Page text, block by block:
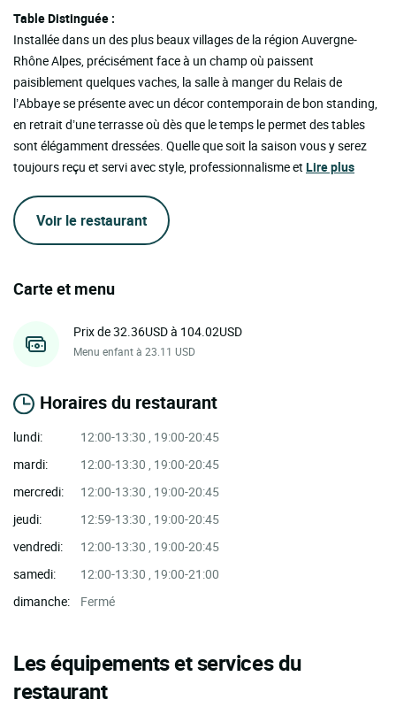
Table Distinguée :
Installée dans un des plus beaux villages de la région Auvergne-
Rhône Alpes, précisément face à un champ où paissent
paisiblement quelques vaches, la salle à manger du Relais de
l’Abbaye se présente avec un décor contemporain de bon standing,
en retrait d’une terrasse où dès que le temps le permet des tables
sont élégamment dressées. Quelle que soit la saison vous y serez
toujours reçu et servi avec style, professionnalisme et Lire plus
Voir le restaurant
Carte et menu
Prix de 32.36USD à 104.02USD
Menu enfant à 23.11 USD
Horaires du restaurant
lundi:
12:00-13:30 , 19:00-20:45
mardi:
12:00-13:30 , 19:00-20:45
mercredi:
12:00-13:30 , 19:00-20:45
jeudi:
12:59-13:30 , 19:00-20:45
vendredi:
12:00-13:30 , 19:00-20:45
samedi:
12:00-13:30 , 19:00-21:00
dimanche:
Fermé
Les équipements et services du
restaurant